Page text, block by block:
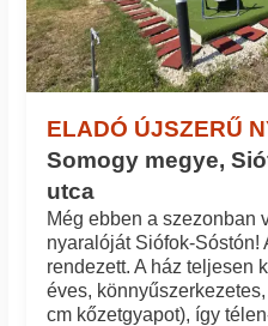
ELADÓ ÚJSZERŰ
Somogy megye,
utca
Még ebben a szezonban
nyaralóját Siófok-Sóstón!
rendezett. A ház teljesen
éves,
cm kőzetgyapot), így